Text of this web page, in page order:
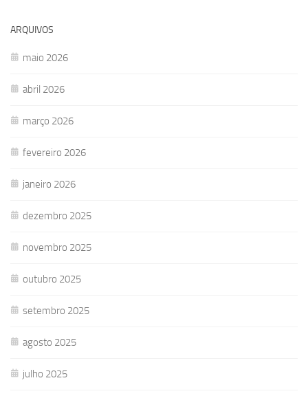
ARQUIVOS
maio 2026
abril 2026
março 2026
fevereiro 2026
janeiro 2026
dezembro 2025
novembro 2025
outubro 2025
setembro 2025
agosto 2025
julho 2025